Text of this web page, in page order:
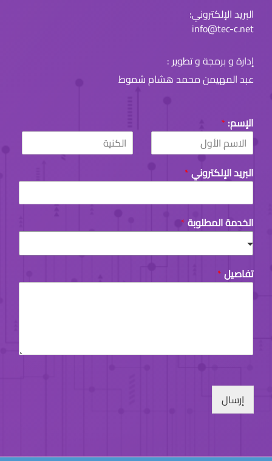
البريد الإلكتروني:
info@tec-c.net
إدارة و برمجة و تطوير :
عبد المهيمن محمد هشام شموط
الإسم: *
F
i
r
L
s البريد الإلكتروني*
الخدمة المطلوبة*
تفاصيل*
إرسال